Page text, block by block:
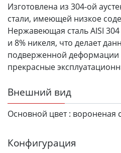
Изготовлена из 304-ой
стали, имеющей низкое
Нержавеющая сталь AISI
и 8% никеля, что делает
подверженной деформации
прекрасные
Внешний вид
Основной цвет : вороненая
Конфигурация